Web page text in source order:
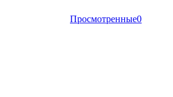
Просмотренные0